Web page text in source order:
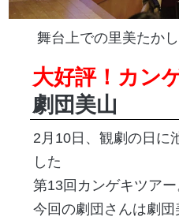
舞台上での里美たか
大好評！カン
劇団美山
2月10日、観劇の日に
した
第13回カンゲキツアー
今回の劇団さんは劇団